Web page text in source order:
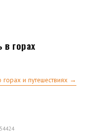
горах
горах и путешествиях →